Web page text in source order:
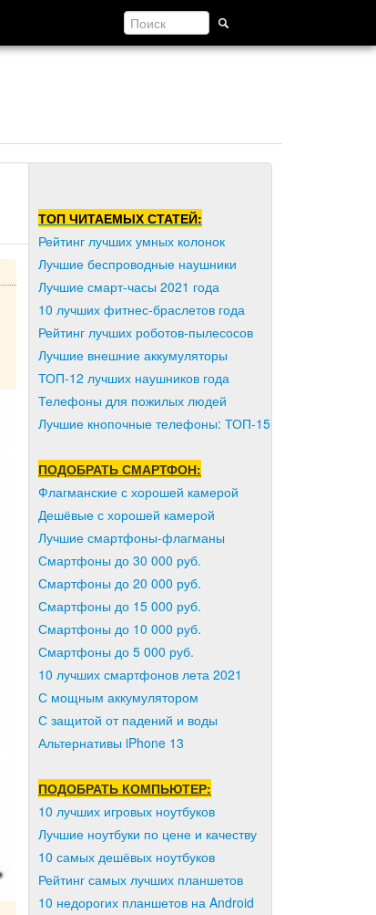
ТОП ЧИТАЕМЫХ СТАТЕЙ:
Рейтинг лучших умных колонок
Лучшие беспроводные наушники
Лучшие смарт-часы 2021 года
10 лучших фитнес-браслетов года
Рейтинг лучших роботов-пылесосов
Лучшие внешние аккумуляторы
ТОП-12 лучших наушников года
Телефоны для пожилых людей
Лучшие кнопочные телефоны: ТОП-15
ПОДОБРАТЬ СМАРТФОН:
Флагманские с хорошей камерой
Дешёвые с хорошей камерой
Лучшие смартфоны-флагманы
Смартфоны до 30 000 руб.
Смартфоны до 20 000 руб.
Смартфоны до 15 000 руб.
Смартфоны до 10 000 руб.
Смартфоны до 5 000 руб.
10 лучших смартфонов лета 2021
С мощным аккумулятором
С защитой от падений и воды
Альтернативы iPhone 13
ПОДОБРАТЬ КОМПЬЮТЕР:
10 лучших игровых ноутбуков
Лучшие ноутбуки по цене и качеству
10 самых дешёвых ноутбуков
Рейтинг самых лучших планшетов
10 недорогих планшетов на Android